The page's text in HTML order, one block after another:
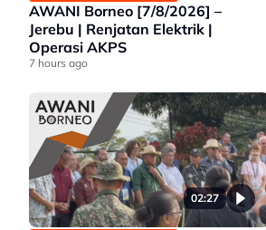
AWANI Borneo [7/8/2026] –
Jerebu | Renjatan Elektrik |
Operasi AKPS
7 hours ago
02:27